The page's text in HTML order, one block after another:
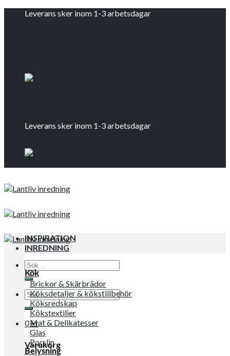
Leverans sker inom 1-3 arbetsdagar
Leverans sker inom 1-3 arbetsdagar
Sök
efter:
Sök
efter:
0kr
Varukorg
INSPIRATION
INREDNING
Kök
Brickor & Skärbrädor
Köksdetaljer & kökstillbehör
Köksredskap
Kökstextilier
Mat & Delikatesser
Glas
Porslin
Belysning